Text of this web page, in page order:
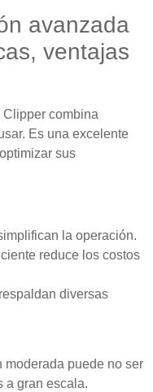
avanzada
ventajas
combina
Es una excelente
sus
la operación.
reduce los costos
diversas
puede no ser
a gran escala.